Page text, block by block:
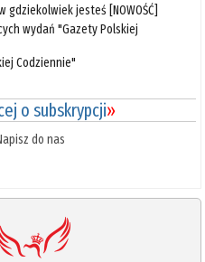
gdziekolwiek jesteś [NOWOŚĆ]
wydań "Gazety Polskiej
Codziennie"
o subskrypcji»
do nas